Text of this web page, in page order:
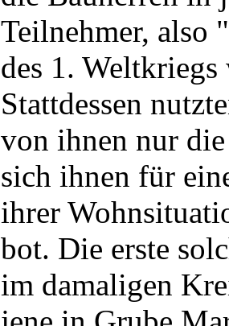
Teilnehmer, also
des 1. Weltkriegs
Stattdessen
von ihnen nur
sich ihnen für
ihrer
bot. Die erste
im damaligen